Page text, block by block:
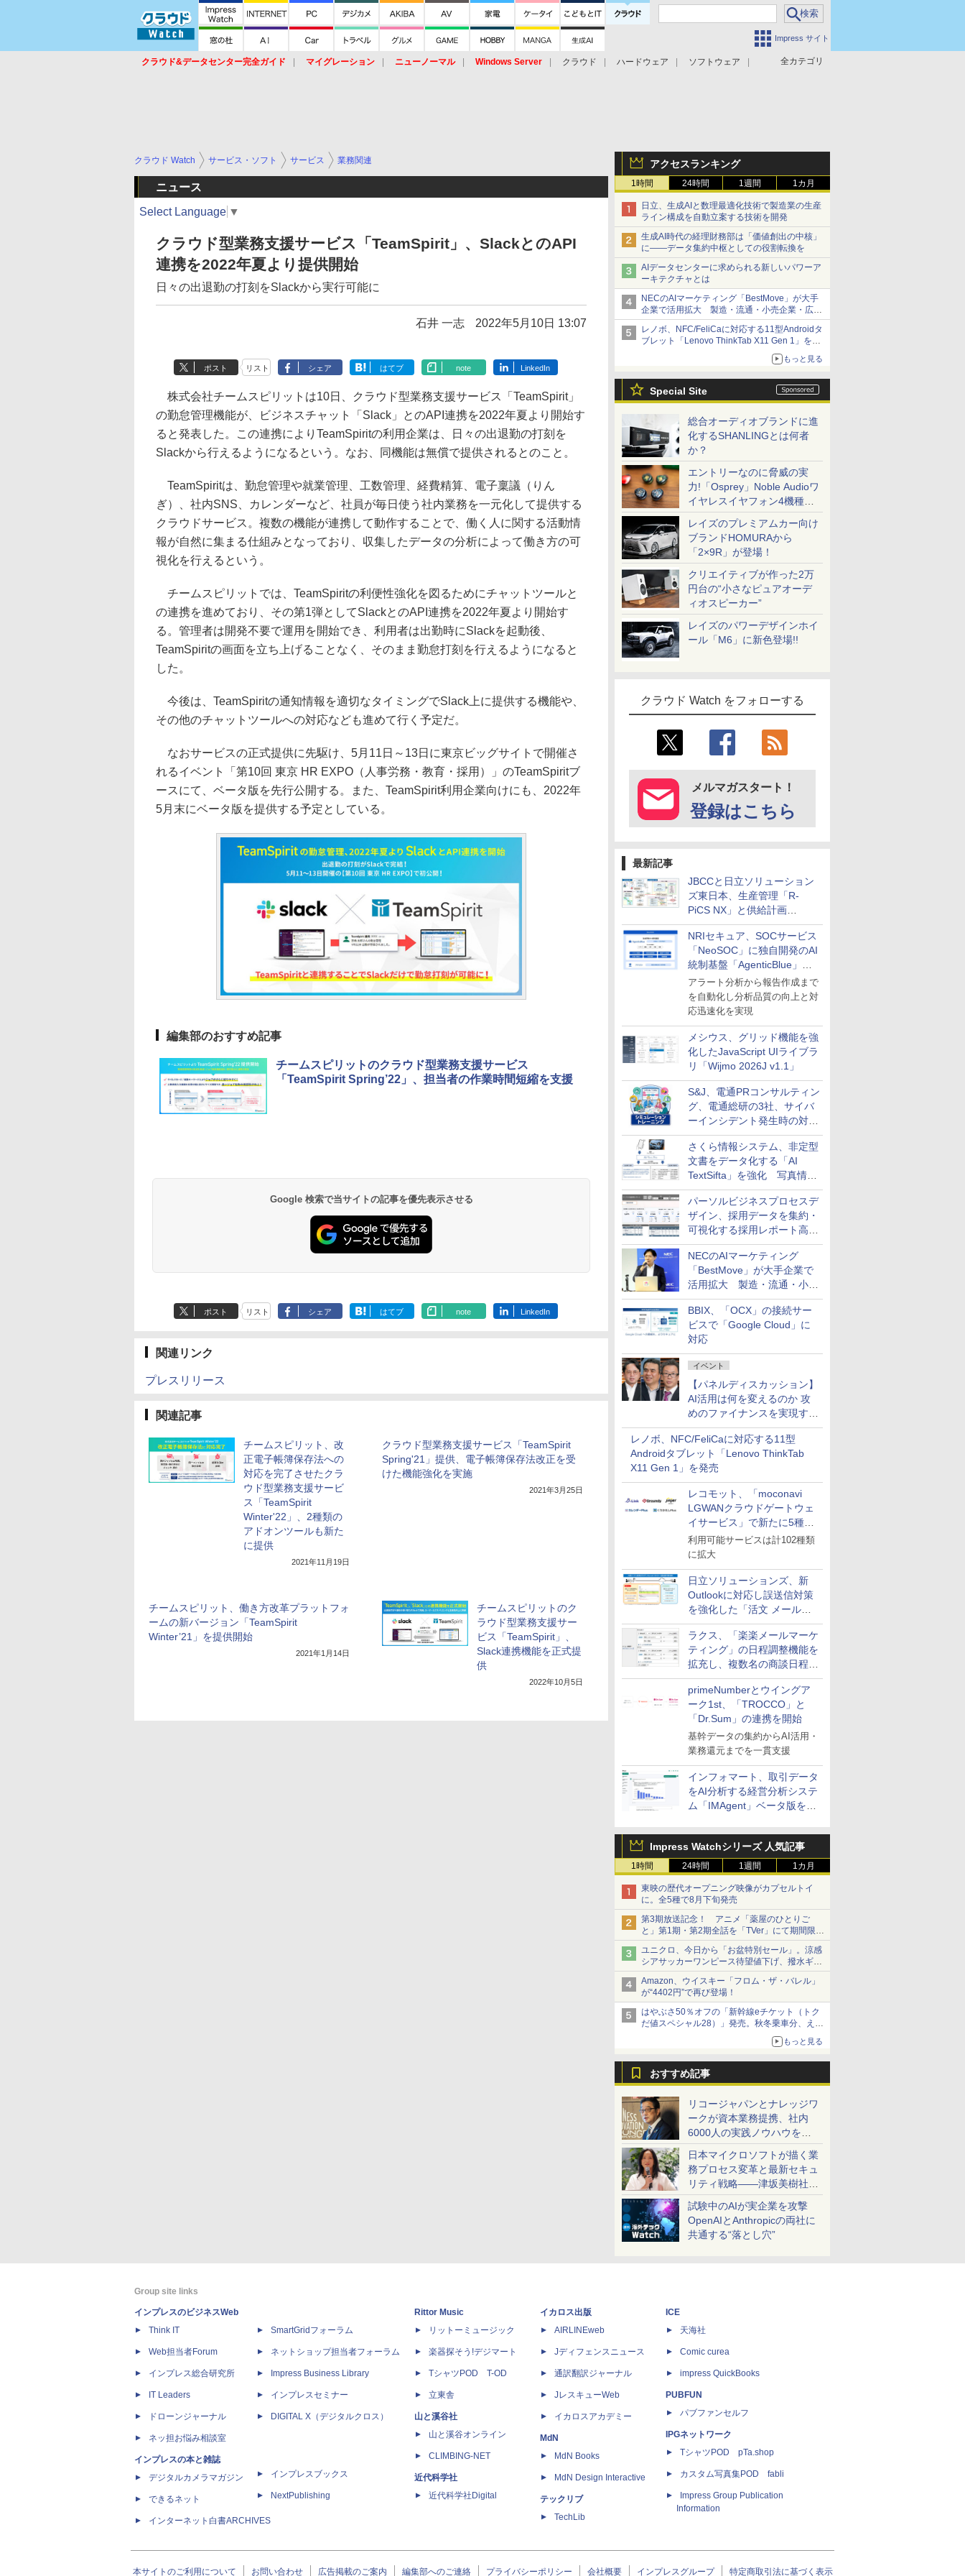
Impress サイト
全カテゴリ
クラウド&データセンター完全ガイド マイグレーション ニューノーマル Windows Server クラウド ハードウェア
ソフトウェア
アクセスランキング
1時間 24時間 1週間 1カ月
日立、生成AIと数理最適化技術で製造業の生産
ライン構成を自動立案する技術を開発
生成AI時代の経理財務部は「価値創出の中核」
に――データ集約中枢としての役割転換を
AIデータセンターに求められる新しいパワーア
ーキテクチャとは
NECのAIマーケティング「BestMove」が大手
企業で活用拡大 製造・流通・小売企業・広告
代理店などが実装フェーズへ
レノボ、NFC/FeliCaに対応する11型Androidタ
ブレット「Lenovo ThinkTab X11 Gen 1」を発
もっと見る
Special Site
総合オーディオブランドに進
化するSHANLINGとは何者
か？
エントリーなのに脅威の実
力!「Osprey」Noble Audioワ
イヤレスイヤフォン4機種を
一気に聴く
レイズのプレミアムカー向け
ブランドHOMURAから
「2×9R」が登場！
クリエイティブが作った2万
円台の“小さなピュアオーデ
ィオスピーカー”
レイズのパワーデザインホイ
ール「M6」に新色登場!!
クラウド Watch をフォローする
メルマガスタート！
登録はこちら
最新記事
JBCCと日立ソリューション
ズ東日本、生産管理「R-
PiCS NX」と供給計画
「scSQUARE ISP」の連携サ
ービスを提供開始
NRIセキュア、SOCサービス
「NeoSOC」に独自開発のAI
統制基盤「AgenticBlue」を
導入
アラート分析から報告作成まで
を自動化し分析品質の向上と対
応迅速化を実現
メシウス、グリッド機能を強
化したJavaScript UIライブラ
リ「Wijmo 2026J v1.1」
S&J、電通PRコンサルティン
グ、電通総研の3社、サイバ
ーインシデント発生時の対応
と危機管理広報を一体的に訓
練するプログラムを提供
さくら情報システム、非定型
文書をデータ化する「AI
TextSifta」を強化 写真情報
のデータ化などに対応
パーソルビジネスプロセスデ
ザイン、採用データを集約・
可視化する採用レポート高速
化サービスを提供
NECのAIマーケティング
「BestMove」が大手企業で
活用拡大 製造・流通・小売
企業・広告代理店などが実装
フェーズへ
BBIX、「OCX」の接続サー
ビスで「Google Cloud」に
対応
イベント
【パネルディスカッション】
AI活用は何を変えるのか 攻
めのファイナンスを実現する
業務設計とマインドセット変
革
レノボ、NFC/FeliCaに対応する11型
Androidタブレット「Lenovo ThinkTab
X11 Gen 1」を発売
レコモット、「moconavi
LGWANクラウドゲートウェ
イサービス」で新たに5種類
のサービスと連携開始
利用可能サービスは計102種類
に拡大
日立ソリューションズ、新
Outlookに対応し誤送信対策
を強化した「活文 メール誤
送信防止アドインサービス」
を提供
ラクス、「楽楽メールマーケ
ティング」の日程調整機能を
拡充し、複数名の商談日程調
整を効率化
primeNumberとウイングア
ーク1st、「TROCCO」と
「Dr.Sum」の連携を開始
基幹データの集約からAI活用・
業務還元までを一貫支援
インフォマート、取引データ
をAI分析する経営分析システ
ム「IMAgent」ベータ版を提
Impress Watchシリーズ 人気記事
1時間 24時間 1週間 1カ月
東映の歴代オープニング映像がカプセルトイ
に。全5種で8月下旬発売
第3期放送記念！ アニメ「薬屋のひとりご
と」第1期・第2期全話を「TVer」にて期間限定
で順次無料配信開始
ユニクロ、今日から「お盆特別セール」。涼感
シアサッカーワンピース待望値下げ、撥水ギア
ショーツは1990円に
Amazon、ウイスキー「フロム・ザ・バレル」
が“4402円”で再び登場！
はやぶさ50％オフの「新幹線eチケット（トク
だ値スペシャル28）」発売。秋冬乗車分、えき
もっと見る
おすすめ記事
リコージャパンとナレッジワ
ークが資本業務提携、社内
6000人の実践ノウハウを生
かした「AI商談記録 for
RICOH」を展開へ
日本マイクロソフトが描く業
務プロセス変革と最新セキュ
リティ戦略――津坂美樹社長
が2027年度戦略を説明
試験中のAIが実企業を攻撃
OpenAIとAnthropicの両社に
共通する“落とし穴”
クラウド Watch サービス・ソフト サービス 業務関連
ニュース
Select Language ▼
クラウド型業務支援サービス「TeamSpirit」、SlackとのAPI
連携を2022年夏より提供開始
日々の出退勤の打刻をSlackから実行可能に
石井 一志 2022年5月10日 13:07
ポスト リスト シェア はてブ note LinkedIn
株式会社チームスピリットは10日、クラウド型業務支援サービス「TeamSpirit」
の勤怠管理機能が、ビジネスチャット「Slack」とのAPI連携を2022年夏より開始す
ると発表した。この連携によりTeamSpiritの利用企業は、日々の出退勤の打刻を
Slackから行えるようになるという。なお、同機能は無償で提供されるとのこと。
TeamSpiritは、勤怠管理や就業管理、工数管理、経費精算、電子稟議（りん
ぎ）、社内SNS、カレンダーなど、社員が毎日使う社内業務を一元化して提供する
クラウドサービス。複数の機能が連携して動作することで、働く人に関する活動情
報が自然に集まる仕組みとなっており、収集したデータの分析によって働き方の可
視化を行えるという。
チームスピリットでは、TeamSpiritの利便性強化を図るためにチャットツールと
の連携を進めており、その第1弾としてSlackとのAPI連携を2022年夏より開始す
る。管理者は開発不要で運用を開始でき、利用者は出勤時にSlackを起動後、
TeamSpiritの画面を立ち上げることなく、そのまま勤怠打刻を行えるようになると
した。
今後は、TeamSpiritの通知情報を適切なタイミングでSlack上に提供する機能や、
その他のチャットツールへの対応なども進めて行く予定だ。
なおサービスの正式提供に先駆け、5月11日～13日に東京ビッグサイトで開催さ
れるイベント「第10回 東京 HR EXPO（人事労務・教育・採用）」のTeamSpiritブ
ースにて、ベータ版を先行公開する。また、TeamSpirit利用企業向けにも、2022年
5月末にベータ版を提供する予定としている。
編集部のおすすめ記事
チームスピリットのクラウド型業務支援サービス
「TeamSpirit Spring’22」、担当者の作業時間短縮を支援
Google 検索で当サイトの記事を優先表示させる
ポスト リスト シェア はてブ note LinkedIn
関連リンク
プレスリリース
関連記事
チームスピリット、改
正電子帳簿保存法への
対応を完了させたクラ
ウド型業務支援サービ
ス「TeamSpirit
Winter'22」、2種類の
アドオンツールも新た
に提供
2021年11月19日
クラウド型業務支援サービス「TeamSpirit
Spring'21」提供、電子帳簿保存法改正を受
けた機能強化を実施
2021年3月25日
チームスピリット、働き方改革プラットフォ
ームの新バージョン「TeamSpirit
Winter’21」を提供開始
2021年1月14日
チームスピリットのク
ラウド型業務支援サー
ビス「TeamSpirit」、
Slack連携機能を正式提
供
2022年10月5日
Group site links
インプレスのビジネスWeb
Think IT
Web担当者Forum
インプレス総合研究所
IT Leaders
ドローンジャーナル
ネッ担お悩み相談室
インプレスの本と雑誌
デジタルカメラマガジン
できるネット
インターネット白書ARCHIVES
SmartGridフォーラム
ネットショップ担当者フォーラム
Impress Business Library
インプレスセミナー
DIGITAL X（デジタルクロス）
インプレスブックス
NextPublishing
Rittor Music
リットーミュージック
楽器探そう!デジマート
TシャツPOD T-OD
立東舎
山と溪谷社
山と溪谷オンライン
CLIMBING-NET
近代科学社
近代科学社Digital
イカロス出版
AIRLINEweb
Jディフェンスニュース
通訳翻訳ジャーナル
JレスキューWeb
イカロスアカデミー
MdN
MdN Books
MdN Design Interactive
テックリブ
TechLib
ICE
天海社
Comic curea
impress QuickBooks
PUBFUN
パブファンセルフ
IPGネットワーク
TシャツPOD pTa.shop
カスタム写真集POD fabli
Impress Group Publication
Information
本サイトのご利用について お問い合わせ 広告掲載のご案内 編集部へのご連絡 プライバシーポリシー 会社概要 インプレスグループ 特定商取引法に基づく表示